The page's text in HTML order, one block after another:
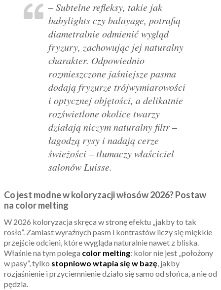
– Subtelne refleksy, takie jak
babylights czy balayage, potrafią
diametralnie odmienić wygląd
fryzury, zachowując jej naturalny
charakter. Odpowiednio
rozmieszczone jaśniejsze pasma
dodają fryzurze trójwymiarowości
i optycznej objętości, a delikatnie
rozświetlone okolice twarzy
działają niczym naturalny filtr –
łagodzą rysy i nadają cerze
świeżości – tłumaczy właściciel
salonów Luisse.
Co jest modne w koloryzacji włosów 2026? Postaw
na color melting
W 2026 koloryzacja skręca w stronę efektu „jakby to tak
rosło”. Zamiast wyraźnych pasm i kontrastów liczy się miękkie
przejście odcieni, które wygląda naturalnie nawet z bliska.
Właśnie na tym polega color melting: kolor nie jest „położony
w pasy”, tylko stopniowo wtapia się w bazę, jakby
rozjaśnienie i przyciemnienie działo się samo od słońca, a nie od
pędzla.